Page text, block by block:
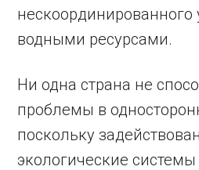
нескоординированного
водными ресурсами.
Ни одна страна не
проблемы в
поскольку
экологические